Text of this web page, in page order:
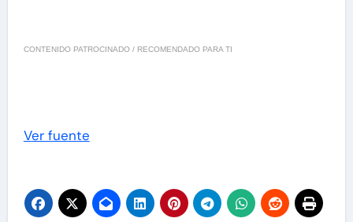
CONTENIDO PATROCINADO / RECOMENDADO PARA TI
Ver fuente